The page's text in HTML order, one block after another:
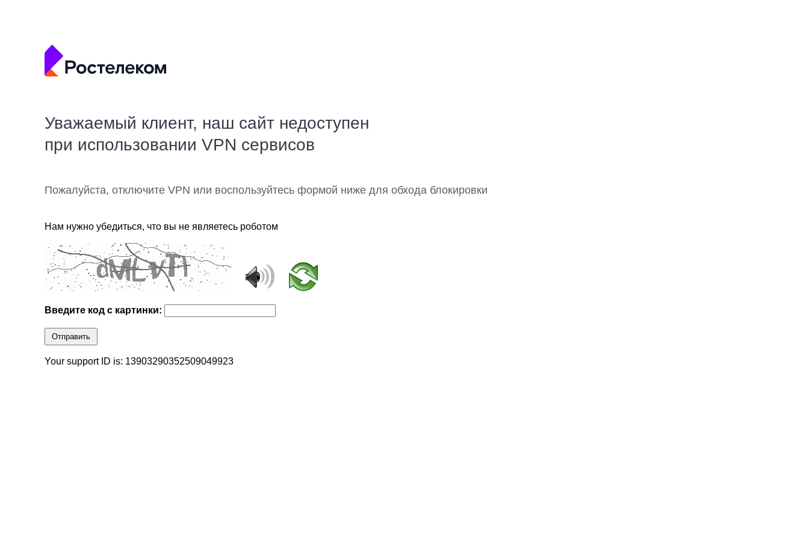
Уважаемый клиент, наш сайт недоступен
при использовании VPN сервисов
Пожалуйста, отключите VPN или воспользуйтесь формой ниже для обхода блокировки
Нам нужно убедиться, что вы не являетесь роботом
Введите код с картинки:
Отправить
Your support ID is: 13903290352509049923